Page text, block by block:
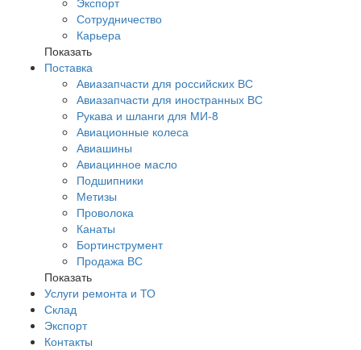
Сотрудничество
Карьера
Показать
Поставка
Авиазапчасти для российских ВС
Авиазапчасти для иностранных ВС
Рукава и шланги для МИ-8
Авиационные колеса
Авиашины
Авиацинное масло
Подшипники
Метизы
Проволока
Канаты
Бортинструмент
Продажа ВС
Показать
Услуги ремонта и ТО
Склад
Экспорт
Контакты